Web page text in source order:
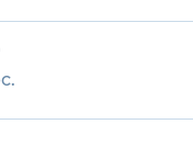
фар
фары